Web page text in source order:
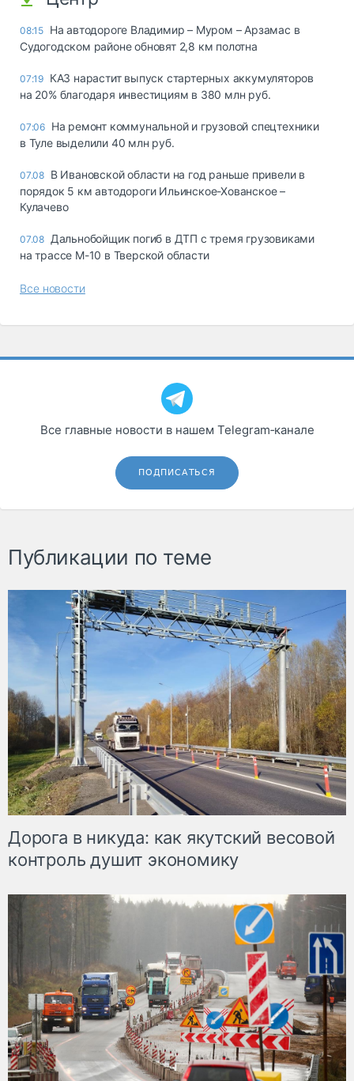
08:15 На автодороге Владимир – Муром – Арзамас в
Судогодском районе обновят 2,8 км полотна
07:19 КАЗ нарастит выпуск стартерных аккумуляторов
на 20% благодаря инвестициям в 380 млн руб.
07:06 На ремонт коммунальной и грузовой спецтехники
в Туле выделили 40 млн руб.
07.08 В Ивановской области на год раньше привели в
порядок 5 км автодороги Ильинское-Хованское –
Кулачево
07.08 Дальнобойщик погиб в ДТП с тремя грузовиками
на трассе М-10 в Тверской области
Все новости
Все главные новости в нашем Telegram‑канале
ПОДПИСАТЬСЯ
Публикации по теме
Дорога в никуда: как якутский весовой
контроль душит экономику